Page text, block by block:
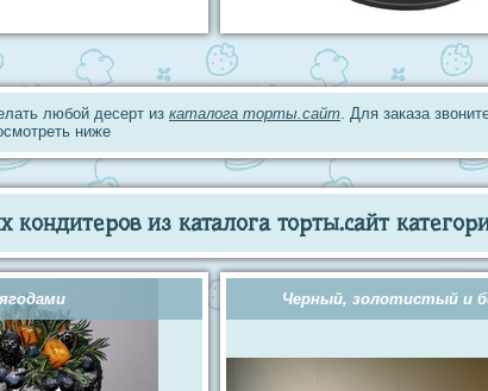
любой десерт из каталога торты.сайт. Для заказа
ниже
кондитеров из каталога торты.сайт
Черный, золотистый и